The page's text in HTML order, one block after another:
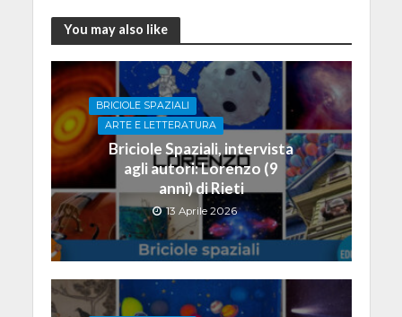
You may also like
BRICIOLE SPAZIALI
ARTE E LETTERATURA
Briciole Spaziali, intervista
agli autori: Lorenzo (9
anni) di Rieti
13 Aprile 2026